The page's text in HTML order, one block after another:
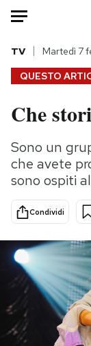
HOME
Italia
Politica
Tecnologia
Scienza
Economia
Sport
PODCAST
QUESTO
TV Martedì 7
Che
Sono un
che avete
sono ospiti
Condividi